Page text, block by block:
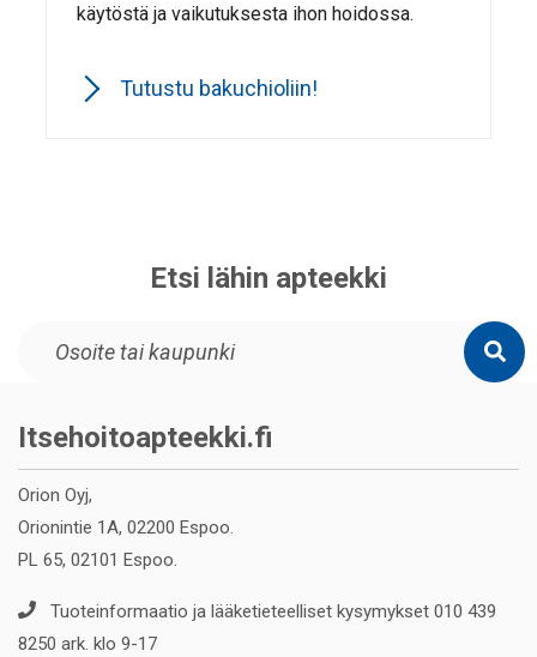
käytöstä ja vaikutuksesta ihon hoidossa.
Tutustu bakuchioliin!
Etsi lähin apteekki
Itsehoitoapteekki.fi
Orion Oyj,
Orionintie 1A, 02200 Espoo.
PL 65, 02101 Espoo.
Tuoteinformaatio ja lääketieteelliset kysymykset 010 439
8250 ark. klo 9-17